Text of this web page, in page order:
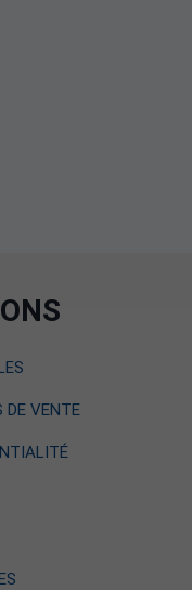
DE VENTE